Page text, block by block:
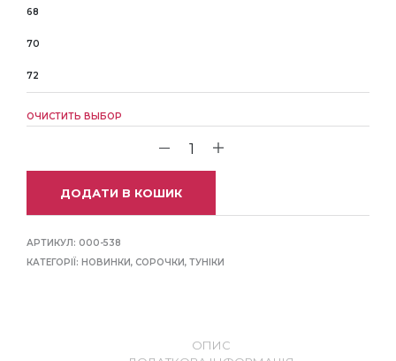
68
70
72
ОЧИСТИТЬ ВЫБОР
ДОДАТИ В КОШИК
АРТИКУЛ: 000-538
КАТЕГОРІЇ: НОВИНКИ, СОРОЧКИ, ТУНІКИ
ОПИС